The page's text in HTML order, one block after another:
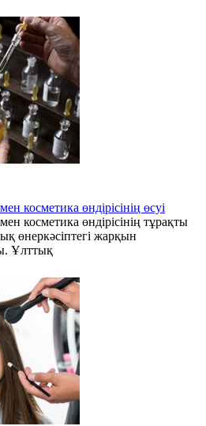
косметика өндірісінің өсуі
косметика өндірісінің тұрақты
өнеркәсіптегі жарқын
Ұлттық